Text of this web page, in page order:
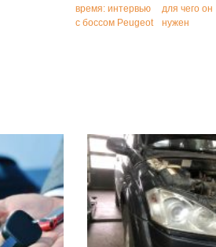
время: интервью
с боссом Peugeot
для чего он
нужен